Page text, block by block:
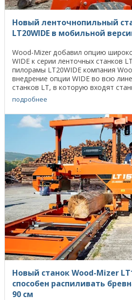
Новый ленточнопильный
LT20WIDE в мобильной
Wood-Mizer добавил опцию
WIDE к серии ленточных станков
пилорамы LT20WIDE компания
внедрение опции WIDE во всю
станков LT, в которую входят
подробнее
Новый станок Wood-Mizer
способен распиливать
90 см